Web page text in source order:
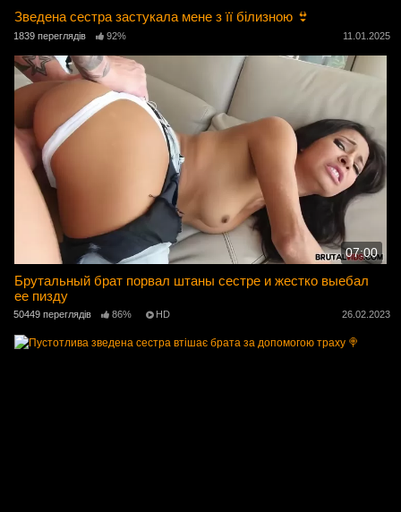
Зведена сестра застукала мене з її білизною 👙
1839 переглядів 92% 11.01.2025
07:00
Брутальный брат порвал штаны сестре и жестко выебал
ее пизду
50449 переглядів 86% HD 26.02.2023